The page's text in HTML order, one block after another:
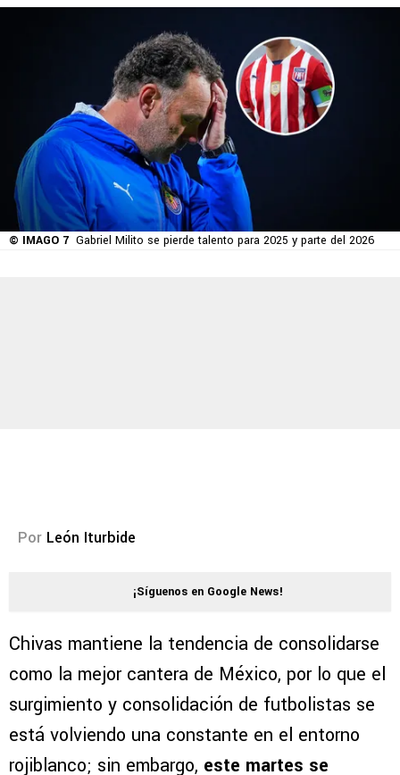
© IMAGO 7 Gabriel Milito se pierde talento para 2025 y parte del 2026
Por León Iturbide
¡Síguenos en Google News!
Chivas mantiene la tendencia de consolidarse
como la mejor cantera de México, por lo que el
surgimiento y consolidación de futbolistas se
está volviendo una constante en el entorno
rojiblanco; sin embargo, este martes se